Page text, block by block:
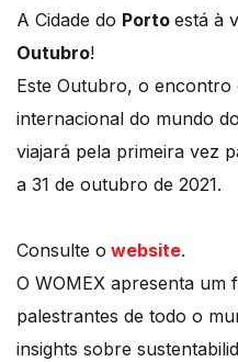
A Cidade do Porto está à
Outubro!
Este Outubro, o encontro
internacional do mundo
viajará pela primeira vez
a 31 de outubro de 2021.
Consulte o website.
O WOMEX apresenta um
palestrantes de todo o
insights sobre